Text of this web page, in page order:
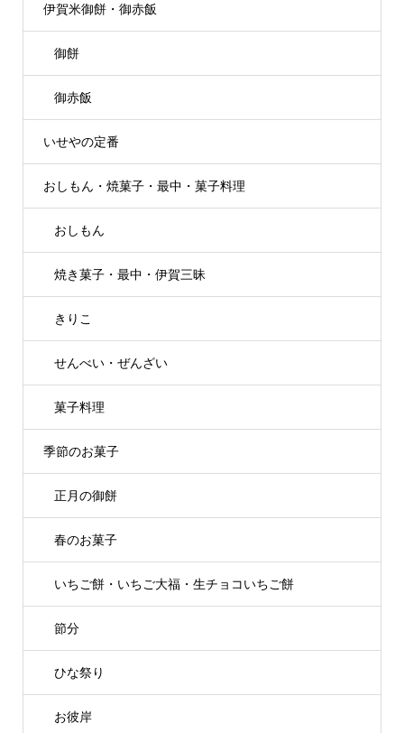
伊賀米御餅・御赤飯
御餅
御赤飯
いせやの定番
おしもん・焼菓子・最中・菓子料理
おしもん
焼き菓子・最中・伊賀三昧
きりこ
せんべい・ぜんざい
菓子料理
季節のお菓子
正月の御餅
春のお菓子
いちご餅・いちご大福・生チョコいちご餅
節分
ひな祭り
お彼岸